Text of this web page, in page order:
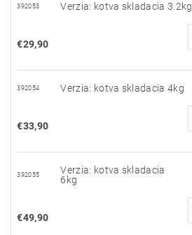
392053 Verzia: kotva skladacia 3.2kg
€29,90
392054 Verzia: kotva skladacia 4kg
€33,90
392055
Verzia: kotva skladacia
6kg
€49,90